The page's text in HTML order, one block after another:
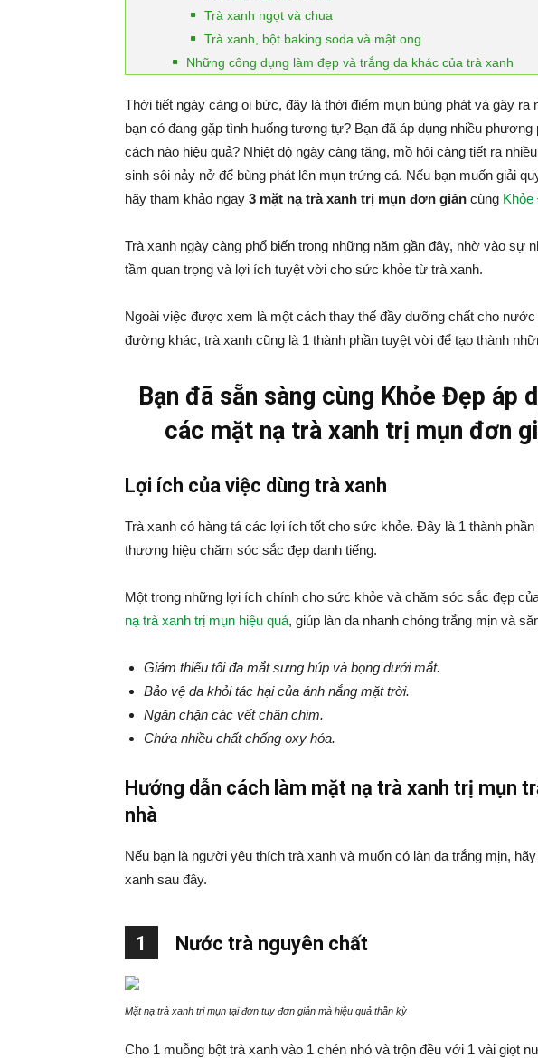
Trà xanh ngọt và chua
Trà xanh, bột baking soda và mật ong
Những công dụng làm đẹp và trắng da khác của trà xanh
Thời tiết ngày càng oi bức, đây là thời điểm mụn bùng phát và gây ra
bạn có đang gặp tình huống tương tự? Bạn đã áp dụng nhiều
cách nào hiệu quả? Nhiệt độ ngày càng tăng, mồ hôi càng tiết ra
sinh sôi nảy nở để bùng phát lên mụn trứng cá. Nếu bạn muốn giải
hãy tham khảo ngay 3 mặt nạ trà xanh trị mụn đơn giản cùng
Trà xanh ngày càng phổ biến trong những năm gần đây, nhờ vào sự
tầm quan trọng và lợi ích tuyệt vời cho sức khỏe từ trà xanh.
Ngoài việc được xem là một cách thay thế đầy dưỡng chất cho
đường khác, trà xanh cũng là 1 thành phần tuyệt vời để tạo thành
Bạn đã sẵn sàng cùng Khỏe Đẹp áp
các mặt nạ trà xanh trị mụn đơn
Lợi ích của việc dùng trà xanh
Trà xanh có hàng tá các lợi ích tốt cho sức khỏe. Đây là 1 thành
thương hiệu chăm sóc sắc đẹp danh tiếng.
Một trong những lợi ích chính cho sức khỏe và chăm sóc sắc đẹp
nạ trà xanh trị mụn hiệu quả, giúp làn da nhanh chóng trắng mịn và
Giảm thiểu tối đa mắt sưng húp và bọng dưới mắt.
Bảo vệ da khỏi tác hại của ánh nắng mặt trời.
Ngăn chặn các vết chân chim.
Chứa nhiều chất chống oxy hóa.
Hướng dẫn cách làm mặt nạ trà xanh trị mụn
nhà
Nếu bạn là người yêu thích trà xanh và muốn có làn da trắng mịn,
xanh sau đây.
1 Nước trà nguyên chất
Mặt nạ trà xanh trị mụn tại đơn tuy đơn giản mà hiệu quả thần kỳ
Cho 1 muỗng bột trà xanh vào 1 chén nhỏ và trộn đều với 1 vài giọt